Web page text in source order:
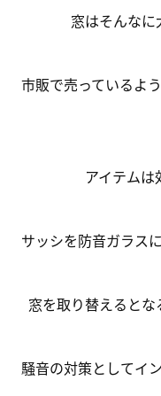
窓はそんなに
市販で売っているよ
アイテム
サッシを防音ガラス
窓を取り替えると
騒音の対策としてイ